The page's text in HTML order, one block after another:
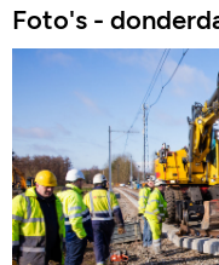
Foto's -